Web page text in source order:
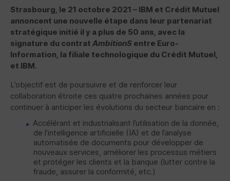
Strasbourg, le 21 octobre 2021 – IBM et Crédit Mutuel
annoncent une nouvelle étape dans leur partenariat
stratégique initié il y a plus de 50 ans, avec la
signature du contrat AmbitionS entre Euro-
Information, la filiale technologique du Crédit Mutuel,
et IBM.
L’objectif est de poursuivre et de renforcer leur
collaboration étroite ces quatre prochaines années pour
continuer à anticiper les évolutions du secteur bancaire en :
Accélérant et industrialisant l’utilisation de la donnée,
de l’intelligence artificielle (IA) et de l’analyse
automatisée de documents pour développer de
nouveaux services, améliorer les processus métiers
et protéger les clients et la banque (lutter contre la
fraude, assurer la conformité, etc.)